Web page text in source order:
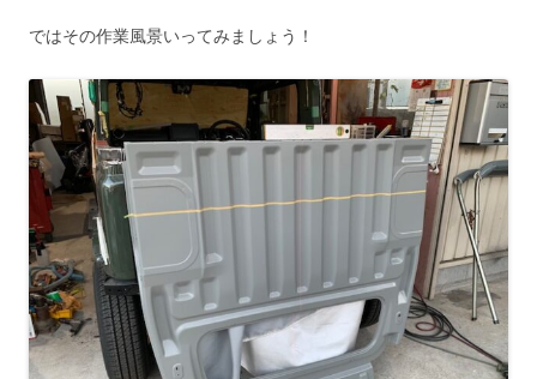
ではその作業風景いってみましょう！